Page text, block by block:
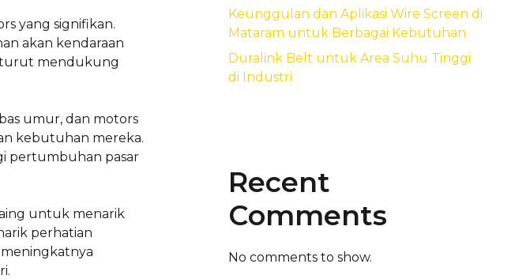
yang signifikan.
akan kendaraan
turut mendukung
umur, dan motors
kebutuhan mereka.
pertumbuhan pasar
untuk menarik
perhatian
Keunggulan dan Aplikasi Wire Screen di
Mataram untuk Berbagai Kebutuhan
Duralink Belt untuk Area Suhu Tinggi
di Industri
Recent
Comments
No comments to show.